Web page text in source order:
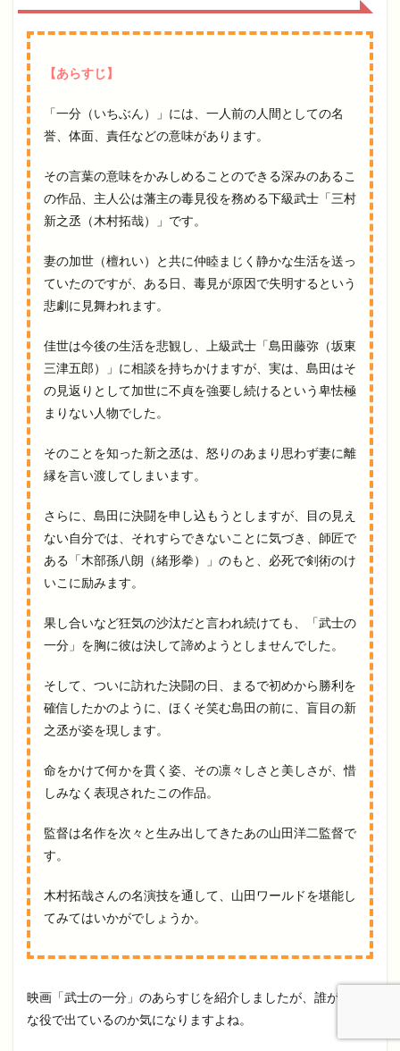
【あらすじ】
「一分（いちぶん）」には、一人前の人間としての名
誉、体面、責任などの意味があります。
その言葉の意味をかみしめることのできる深みのあるこ
の作品、主人公は藩主の毒見役を務める下級武士「三村
新之丞（木村拓哉）」です。
妻の加世（檀れい）と共に仲睦まじく静かな生活を送っ
ていたのですが、ある日、毒見が原因で失明するという
悲劇に見舞われます。
佳世は今後の生活を悲観し、上級武士「島田藤弥（坂東
三津五郎）」に相談を持ちかけますが、実は、島田はそ
の見返りとして加世に不貞を強要し続けるという卑怯極
まりない人物でした。
そのことを知った新之丞は、怒りのあまり思わず妻に離
縁を言い渡してしまいます。
さらに、島田に決闘を申し込もうとしますが、目の見え
ない自分では、それすらできないことに気づき、師匠で
ある「木部孫八朗（緒形拳）」のもと、必死で剣術のけ
いこに励みます。
果し合いなど狂気の沙汰だと言われ続けても、「武士の
一分」を胸に彼は決して諦めようとしませんでした。
そして、ついに訪れた決闘の日、まるで初めから勝利を
確信したかのように、ほくそ笑む島田の前に、盲目の新
之丞が姿を現します。
命をかけて何かを貫く姿、その凛々しさと美しさが、惜
しみなく表現されたこの作品。
監督は名作を次々と生み出してきたあの山田洋二監督で
す。
木村拓哉さんの名演技を通して、山田ワールドを堪能し
てみてはいかがでしょうか。
映画「武士の一分」のあらすじを紹介しましたが、誰がどん
な役で出ているのか気になりますよね。